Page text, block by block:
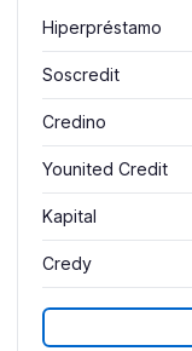
Hiperpréstamo
Soscredit
Credino
Younited Credit
Kapital
Credy